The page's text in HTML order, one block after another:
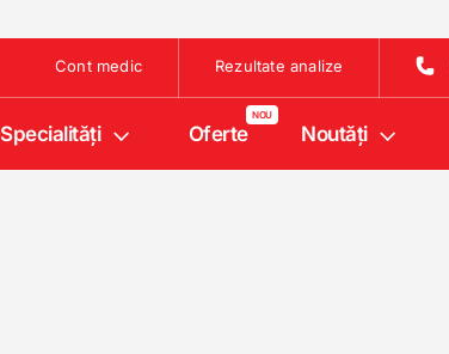
Cont medic Rezultate analize
Specialități Oferte Noutăţi